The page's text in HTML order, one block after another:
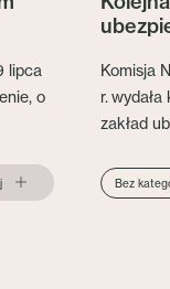
lipca
o
Komisja
r.
zakład
Bez